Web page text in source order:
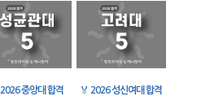
2026 중앙대 합격 🏅 2026 성신여대 합격